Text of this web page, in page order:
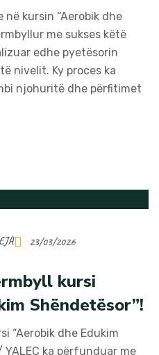
në kursin “Aerobik dhe
me sukses këtë
edhe pyetësorin
nivelit. Ky proces ka
njohuritë dhe përfitimet
23/03/2026
kursi
Shëndetësor”!
“Aerobik dhe Edukim
YALEC ka përfunduar me